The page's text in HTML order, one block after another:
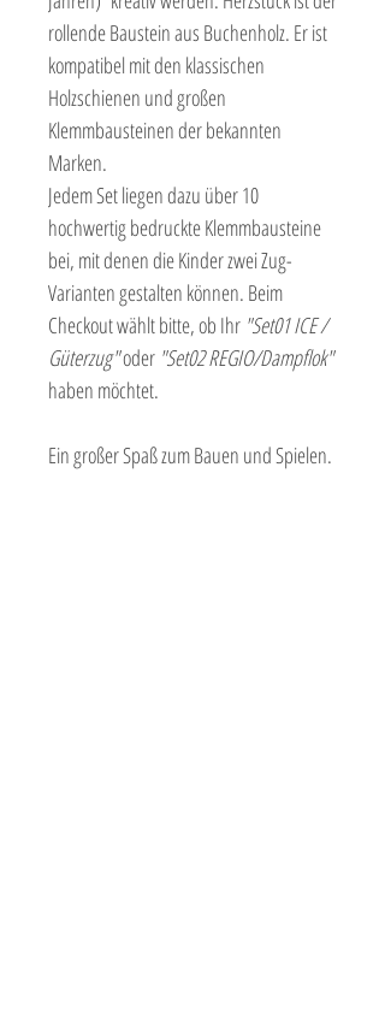
rollende Baustein aus Buchenholz. Er ist
kompatibel mit den klassischen
Holzschienen und großen
Klemmbausteinen der bekannten
Marken.
Jedem Set liegen dazu über 10
hochwertig bedruckte Klemmbausteine
bei, mit denen die Kinder zwei Zug-
Varianten gestalten können. Beim
Checkout wählt bitte, ob Ihr "Set01 ICE /
Güterzug"oder "Set02 REGIO/Dampflok"
haben möchtet.
Ein großer Spaß zum Bauen und Spielen.